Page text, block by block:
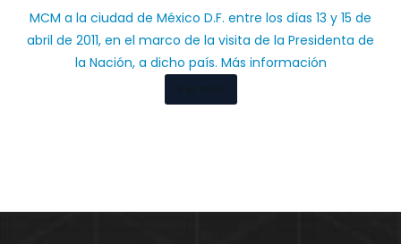
MCM a la ciudad de México D.F. entre los días 13 y 15 de
abril de 2011, en el marco de la visita de la Presidenta de
la Nación, a dicho país. Más información